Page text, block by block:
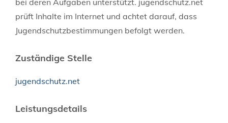
prüft Inhalte im Internet und achtet darauf, dass
Jugendschutzbestimmungen befolgt werden.
Zuständige Stelle
jugendschutz.net
Leistungsdetails